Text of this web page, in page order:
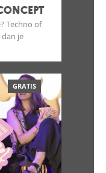
Techno of
je
GRATIS